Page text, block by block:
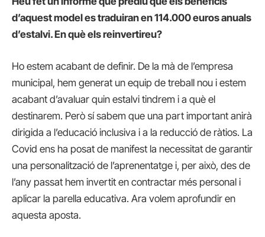
d’aquest model es traduiran en 114.000 euros anuals
d’estalvi. En què els reinvertireu?
Ho estem acabant de definir. De la mà de l’empresa
municipal, hem generat un equip de treball nou i estem
acabant d’avaluar quin estalvi tindrem i a què el
destinarem. Però sí sabem que una part important anirà
dirigida a l’educació inclusiva i a la reducció de ràtios. La
Covid ens ha posat de manifest la necessitat de garantir
una personalització de l’aprenentatge i, per això, des de
l’any passat hem invertit en contractar més personal i
aplicar la parella educativa. Ara volem aprofundir en
aquesta aposta.